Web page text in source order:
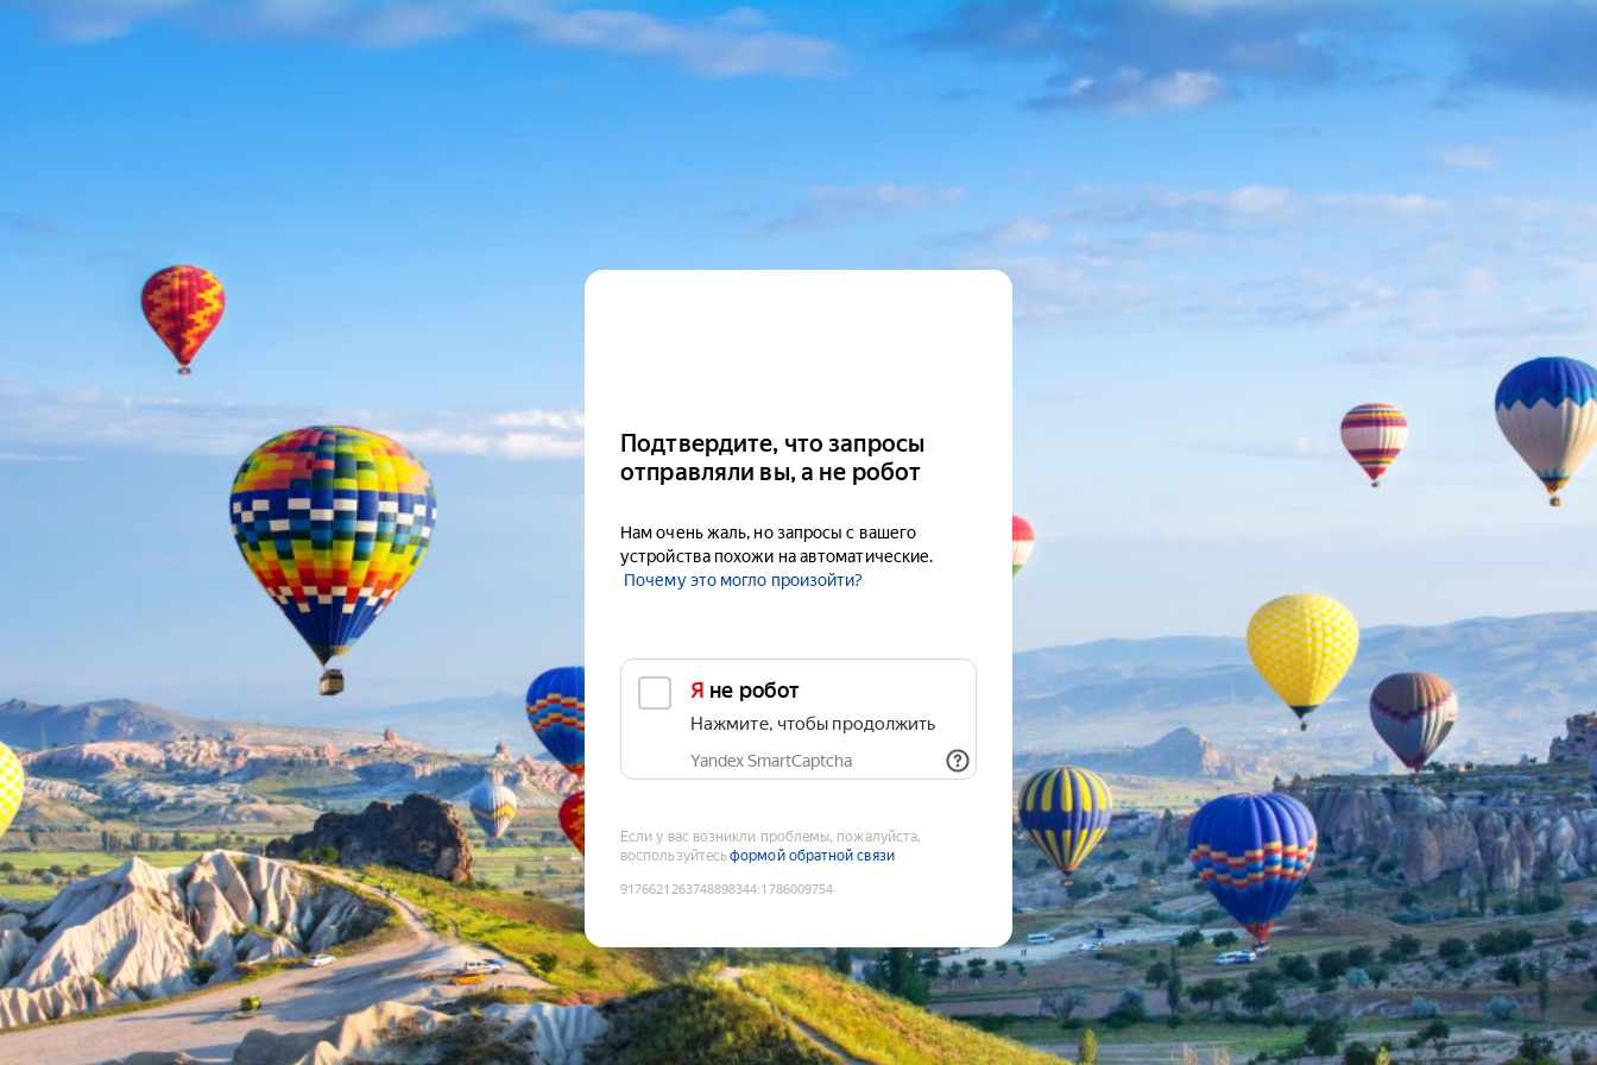
Подтвердите, что запросы
отправляли вы, а не робот
Нам очень жаль, но запросы с вашего
устройства похожи на автоматические.
Почему это могло произойти?
Я не робот
Нажмите, чтобы продолжить
Yandex SmartCaptcha
Если у вас возникли проблемы, пожалуйста,
воспользуйтесьформой обратной связи
9176621263748898344:1786009754